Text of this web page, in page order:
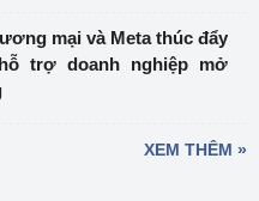
mại và Meta thúc đẩy
trợ doanh nghiệp mở
XEM THÊM »